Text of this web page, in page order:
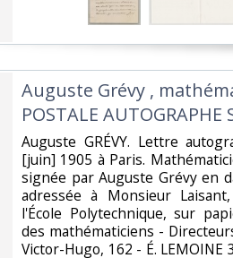
‎Auguste Grévy ,
POSTALE AUTOGRAPHE
‎Auguste GRÉVY. Lettre
[juin] 1905 à Paris.
signée par Auguste Grévy en
adressée à Monsieur
l'École Polytechnique, sur
des mathématiciens -
Victor-Hugo, 162 - É. LEMOINE